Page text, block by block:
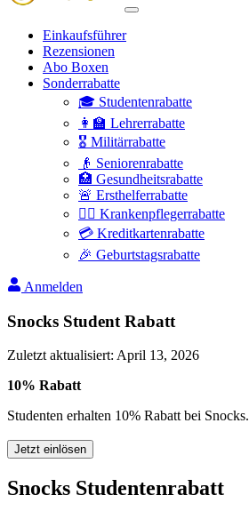
Einkaufsführer
Rezensionen
Abo Boxen
Sonderrabatte
🎓 Studentenrabatte
👩‍🏫 Lehrerrabatte
🎖️ Militärrabatte
👴 Seniorenrabatte
🏥 Gesundheitsrabatte
🚨 Ersthelferrabatte
👩‍⚕️ Krankenpflegerrabatte
💳 Kreditkartenrabatte
🎉 Geburtstagsrabatte
Anmelden
Snocks Student Rabatt
Zuletzt aktualisiert: April 13, 2026
10% Rabatt
Studenten erhalten 10% Rabatt bei Snocks.
Jetzt einlösen
Snocks Studentenrabatt